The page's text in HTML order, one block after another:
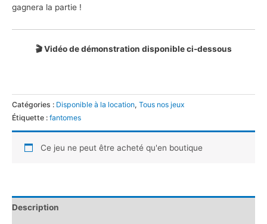
gagnera la partie !
🎬 Vidéo de démonstration disponible ci-dessous
Catégories : Disponible à la location, Tous nos jeux
Étiquette : fantomes
Ce jeu ne peut être acheté qu'en boutique
Description